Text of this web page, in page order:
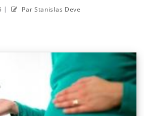
| Par Stanislas Deve